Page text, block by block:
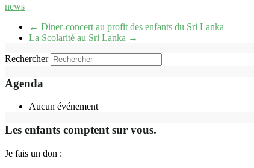
news
← Diner-concert au profit des enfants du Sri Lanka
La Scolarité au Sri Lanka →
Rechercher
Agenda
Aucun événement
Les enfants comptent sur vous.
Je fais un don :